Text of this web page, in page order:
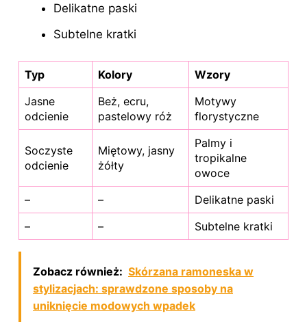
Delikatne paski
Subtelne kratki
Typ Kolory
Wzory
Jasne
odcienie
Beż, ecru,
pastelowy róż
Motywy
florystyczne
Soczyste
odcienie
Miętowy, jasny
żółty
Palmy i
tropikalne
owoce
–
–
Delikatne paski
–
– Subtelne kratki
Zobacz również: Skórzana ramoneska w
stylizacjach: sprawdzone sposoby na
uniknięcie modowych wpadek